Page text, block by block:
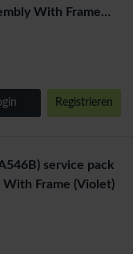
With Frame
Registrieren
service pack
With Frame (Violet)